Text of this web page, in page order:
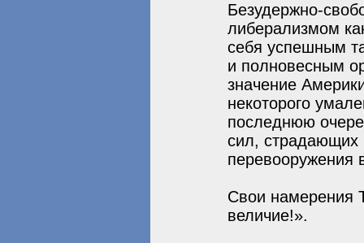
Безудержно-
либерализмом
себя успешным
и полновесным
значение
некоторого
последнюю
сил, страдающих
перевооружения
Свои намерения
величие!».